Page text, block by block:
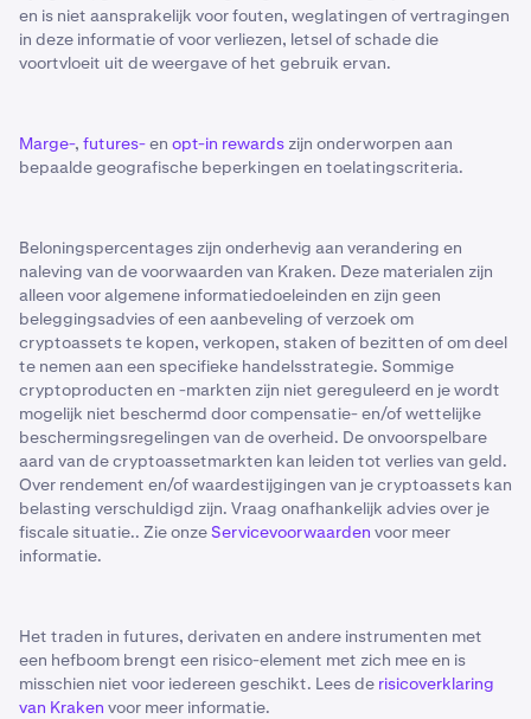
en is niet aansprakelijk voor fouten, weglatingen of vertragingen
in deze informatie of voor verliezen, letsel of schade die
voortvloeit uit de weergave of het gebruik ervan.
Marge-, futures-en opt-in rewards zijn onderworpen aan
bepaalde geografische beperkingen en toelatingscriteria.
Beloningspercentages zijn onderhevig aan verandering en
naleving van de voorwaarden van Kraken. Deze materialen zijn
alleen voor algemene informatiedoeleinden en zijn geen
beleggingsadvies of een aanbeveling of verzoek om
cryptoassets te kopen, verkopen, staken of bezitten of om deel
te nemen aan een specifieke handelsstrategie. Sommige
cryptoproducten en -markten zijn niet gereguleerd en je wordt
mogelijk niet beschermd door compensatie- en/of wettelijke
beschermingsregelingen van de overheid. De onvoorspelbare
aard van de cryptoassetmarkten kan leiden tot verlies van geld.
Over rendement en/of waardestijgingen van je cryptoassets kan
belasting verschuldigd zijn. Vraag onafhankelijk advies over je
fiscale situatie.. Zie onzeServicevoorwaarden voor meer
informatie.
Het traden in futures, derivaten en andere instrumenten met
een hefboom brengt een risico-element met zich mee en is
misschien niet voor iedereen geschikt. Lees de risicoverklaring
van Kraken voor meer informatie.